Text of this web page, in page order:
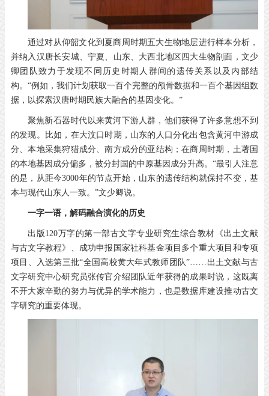
通过对从仰韶文化到夏商周时期五大生物地层进行样本分析，
并纳入汉唐长安城、宁夏、山东、大西北地区四大生物剖面，文少
卿团队致力于发现不同历史时期人群间的遗传关系以及内部结
构。“例如，我们计划获取一百个完整的颅骨数据和一百个基因组数
据，以探索汉唐时期民族大融合的基因变化。”
聚焦新石器时代以来黄河下游人群，他们获得了许多意想不到
的发现。比如，在大汶口时期，山东的人口分化出包含黄河中游成
分、本地采集狩猎成分、南方成分的亚结构；在商周时期，土著国
的本地基因成分偏多，被分封国的中原基因成分升高。“最引人注意
的是，从距今3000年的节点开始，山东的遗传结构就保持不变，基
本与现代山东人一致。”文少卿说。
一字一语， 解码融合演化的历史
出版120万字的第一部古文字专业研究生综合教材《出土文献
与古文字教程》、成功申报国家社科基金项目多个重大项目和专项
项目、入选第三批“全国高校黄大年式教师团队”……出土文献与古
文字研究中心研究员张传官介绍团队近年获得的成果时说，这既离
不开大家辛勤的努力与优异的学术能力，也是数据库建设推动古文
字研究的重要体现。